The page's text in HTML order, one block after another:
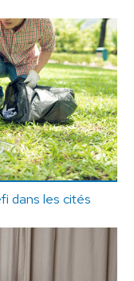
dans les cités